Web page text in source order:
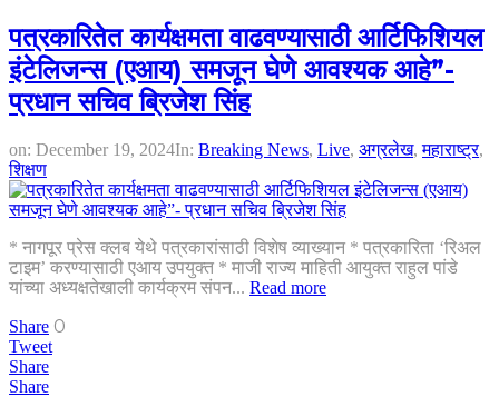
पत्रकारितेत कार्यक्षमता वाढवण्यासाठी आर्टिफिशियल
इंटेलिजन्स (एआय) समजून घेणे आवश्यक आहे”-
प्रधान सचिव ब्रिजेश सिंह
on: December 19, 2024In: Breaking News, Live, अग्रलेख,महाराष्ट्र,
शिक्षण
* नागपूर प्रेस क्लब येथे पत्रकारांसाठी विशेष व्याख्यान * पत्रकारिता ‘रिअल
टाइम’ करण्यासाठी एआय उपयुक्त * माजी राज्य माहिती आयुक्त राहुल पांडे
यांच्या अध्यक्षतेखाली कार्यक्रम संपन... Read more
Share 0
Tweet
Share
Share